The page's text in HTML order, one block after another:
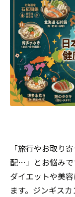
「旅行やお取り
配…」とお悩みで
ダイエットや美
ます。ジンギス